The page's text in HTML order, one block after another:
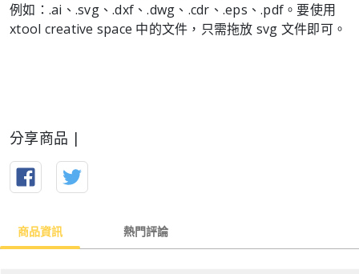
例如：.ai、.svg、.dxf、.dwg、.cdr、.eps、.pdf。要使用
xtool creative space 中的文件，只需拖放 svg 文件即可。
分享商品 |
商品資訊 熱門評論